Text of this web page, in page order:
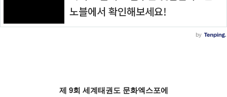
제 9회 세계태권도 문화엑스포에